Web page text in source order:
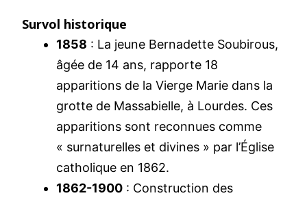
Survol historique
1858 : La jeune Bernadette Soubirous,
âgée de 14 ans, rapporte 18
apparitions de la Vierge Marie dans la
grotte de Massabielle, à Lourdes. Ces
apparitions sont reconnues comme
« surnaturelles et divines » par l’Église
catholique en 1862.
1862-1900 : Construction des